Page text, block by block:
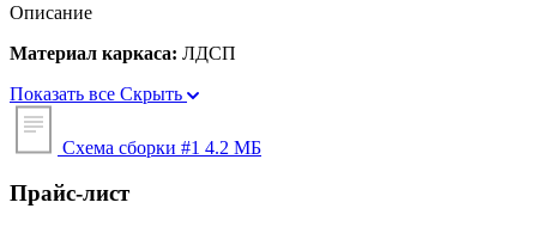
Описание
Материал каркаса: ЛДСП
Показать все Скрыть
Схема сборки #1 4.2 МБ
Прайс-лист